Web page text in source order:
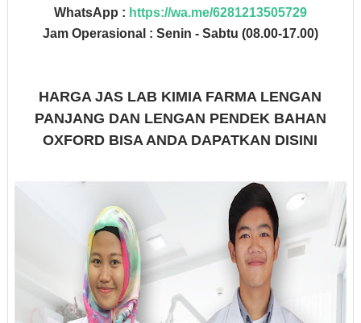
WhatsApp : https://wa.me/6281213505729
Jam Operasional : Senin - Sabtu (08.00-17.00)
HARGA JAS LAB KIMIA FARMA LENGAN
PANJANG DAN LENGAN PENDEK BAHAN
OXFORD BISA ANDA DAPATKAN DISINI